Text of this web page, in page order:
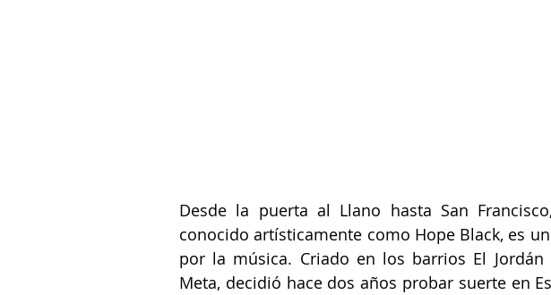
Desde la puerta al Llano hasta San Francisco
conocido artísticamente como Hope Black, es
por la música. Criado en los barrios El Jordán
Meta, decidió hace dos años probar suerte en